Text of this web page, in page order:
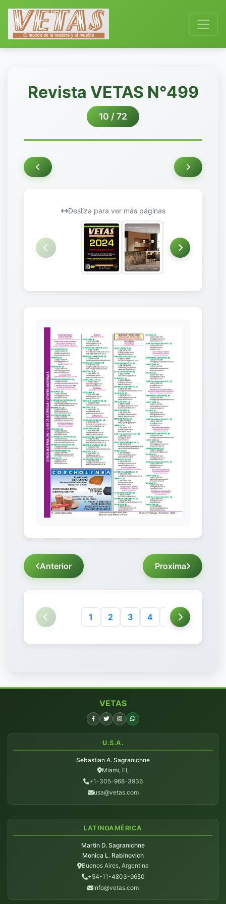
Revista VETAS N°499
10 / 72
Desliza para ver más páginas
Anterior Proxima
1 2 3 4 5 6
VETAS
U.S.A.
Sebastian A. Sagranichne
Miami, FL
+1-305-968-3936
usa@vetas.com
LATINOAMÉRICA
Martin D. Sagranichne
Monica L. Rabinovich
Buenos Aires, Argentina
+54-11-4803-9650
info@vetas.com